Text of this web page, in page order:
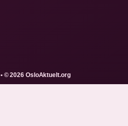
© 2026 OsloAktuelt.org